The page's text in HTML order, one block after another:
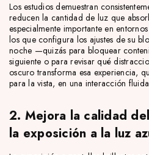
Los estudios demuestran
reducen la cantidad de luz que
especialmente importante en
los que configura los ajustes de su
noche —quizás para bloquear
siguiente o para revisar qué
oscuro transforma esa experiencia,
para la vista, en una interacción
2. Mejora la calidad
la exposición a la luz